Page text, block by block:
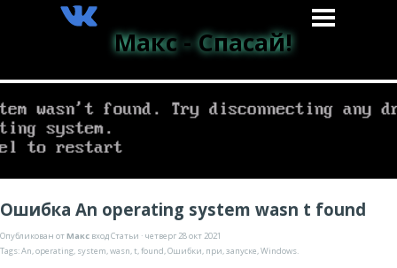
Макс - Спасай!
Ошибка An operating system wasn t found
Опубликован отМакс входСтатьи · четверг 28 окт 2021
Tags:An operating system wasn t found Ошибки при запуске Windows.